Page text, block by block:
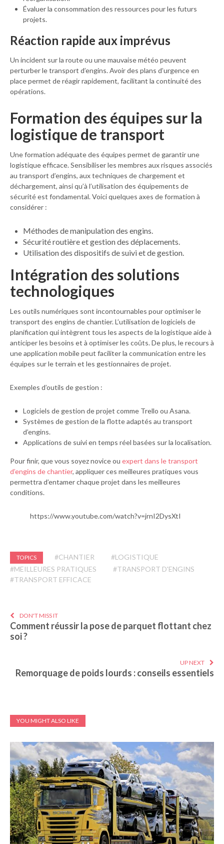
Évaluer la consommation des ressources pour les futurs
projets.
Réaction rapide aux imprévus
Un incident sur la route ou une mauvaise météo peuvent
perturber le transport d’engins. Avoir des plans d’urgence en
place permet de réagir rapidement, facilitant la continuité des
opérations.
Formation des équipes sur la
logistique de transport
Une formation adéquate des équipes permet de garantir une
logistique efficace. Sensibiliser les membres aux risques associés
au transport d’engins, aux techniques de chargement et
déchargement, ainsi qu’à l’utilisation des équipements de
sécurité est fondamental. Voici quelques axes de formation à
considérer :
Méthodes de manipulation des engins.
Sécurité routière et gestion des déplacements.
Utilisation des dispositifs de suivi et de gestion.
Intégration des solutions
technologiques
Les outils numériques sont incontournables pour optimiser le
transport des engins de chantier. L’utilisation de logiciels de
planification qui intègrent tous les aspects de la logistique aide à
anticiper les besoins et à optimiser les coûts. De plus, le recours à
une application mobile peut faciliter la communication entre les
équipes sur le terrain et les gestionnaires de projet.
Exemples d’outils de gestion :
Logiciels de gestion de projet comme Trello ou Asana.
Systèmes de gestion de la flotte adaptés au transport
d’engins.
Applications de suivi en temps réel basées sur la localisation.
Pour finir, que vous soyez novice ou expert dans le transport
d’engins de chantier, appliquer ces meilleures pratiques vous
permettra d’entamer chaque projet dans les meilleures
conditions.
https://www.youtube.com/watch?v=jrnI2DysXtI
TOPICS #CHANTIER
#LOGISTIQUE
#MEILLEURES PRATIQUES
#TRANSPORT D'ENGINS
#TRANSPORT EFFICACE
DON'T MISS IT
Comment réussir la pose de parquet flottant chez
soi ?
UP NEXT
Remorquage de poids lourds : conseils essentiels
YOU MIGHT ALSO LIKE